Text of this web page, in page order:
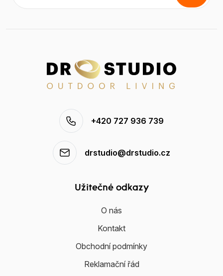
+420 727 936 739
drstudio@drstudio.cz
Užitečné odkazy
O nás
Kontakt
Obchodní podmínky
Reklamační řád